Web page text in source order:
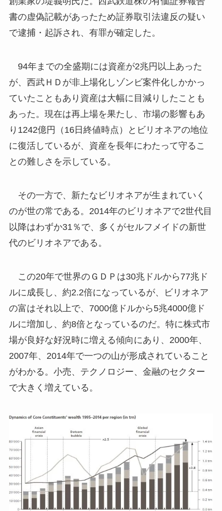
書の虚偽記載があったため証券取引法違反の疑い
で逮捕・起訴され、有罪が確定した。
94年までの全盛期には資産が2兆円以上あった
が、西武ＨＤが非上場化しゾンビ案件化しかかっ
ていたこともあり資産は大幅に目減りしたことも
あった。現在は再上場を果たし、市場の影響もあ
り1242億円（16日終値時点）とビリオネアの地位
に復活しているが、資産を長年にわたって守るこ
との難しさを示している。
その一方で、新たなビリオネアが生まれていく
のが世の常である。2014年のビリオネアで2世代目
以降はわずか31％で、多くがセルフメイドの新世
代のビリオネアである。
この20年で世界のＧＤＰは30兆ドルから77兆ド
ルに成長し、約2.2倍になっているが、ビリオネア
の富はそれ以上で、7000億ドルから5兆4000億ド
ルに増加し、約8倍となっているのだ。特に株式市
場が良好な好況時に増える傾向にあり、2000年、
2007年、2014年で一つの山が形成されていること
がわかる。小売、テクノロジー、金融のセクター
で大きく増えている。